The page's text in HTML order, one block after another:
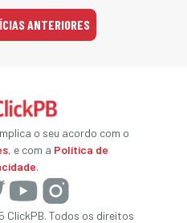
ANTERIORES
o seu acordo com o
, e com a Política de
.
Todos os direitos